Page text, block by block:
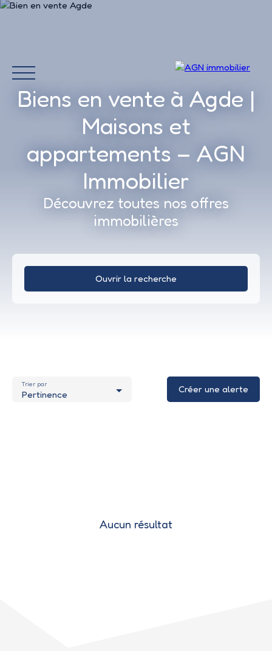
Acheter Louer
Biens en vente à Agde |
Maisons et
appartements – AGN
Immobilier
Découvrez toutes nos offres
immobilières
Ouvrir la recherche
Localisation
Pertinence
Trier par Créer une alerte
Aucun résultat